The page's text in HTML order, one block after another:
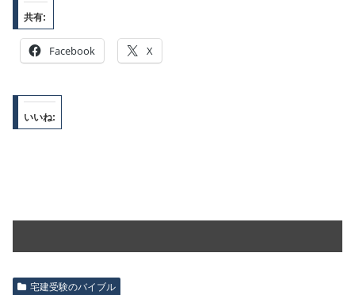
共有:
Facebook X
いいね:
宅建受験のバイブル